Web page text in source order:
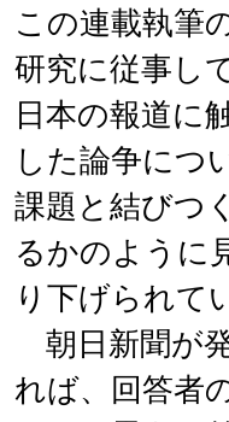
この連載執筆
研究に従事し
日本の報道に
した論争につ
課題と結びつ
るかのように
り下げられて
朝日新聞が
れば、回答者